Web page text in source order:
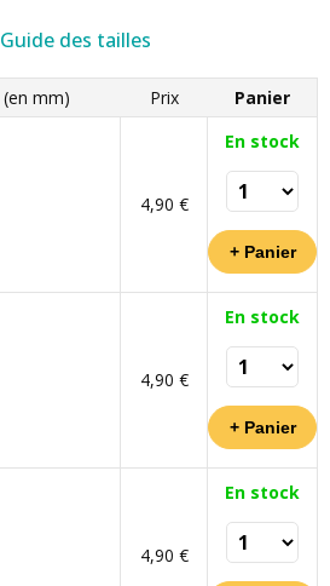
Guide des tailles
(en mm) Prix Panier
4,90 €
En stock
4,90 €
En stock
4,90 €
En stock